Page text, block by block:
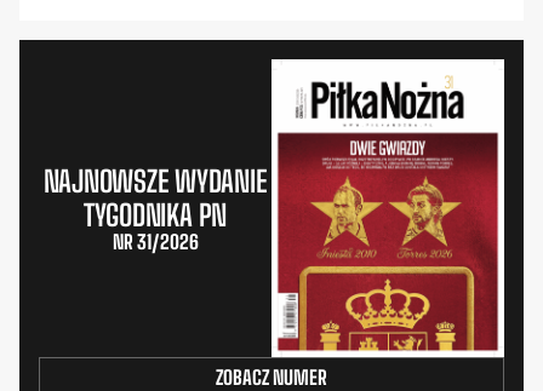
NAJNOWSZE WYDANIE
TYGODNIKA PN
NR 31/2026
ZOBACZ NUMER